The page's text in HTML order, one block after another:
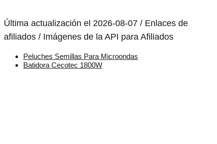
Última actualización el 2026-08-07 / Enlaces de
afiliados / Imágenes de la API para Afiliados
Peluches Semillas Para Microondas
Batidora Cecotec 1800W